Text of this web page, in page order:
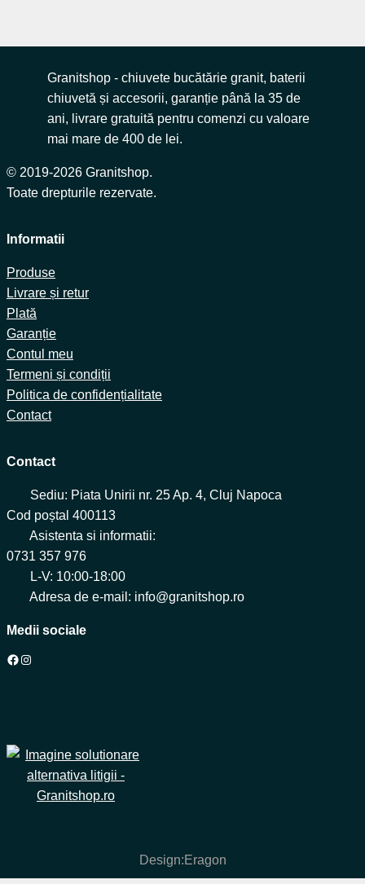
Granitshop - chiuvete bucătărie granit, baterii
chiuvetă și accesorii, garanție până la 35 de
ani, livrare gratuită pentru comenzi cu valoare
mai mare de 400 de lei.
© 2019-2026 Granitshop.
Toate drepturile rezervate.
Informatii
Produse
Livrare și retur
Plată
Garanție
Contul meu
Termeni și condiții
Politica de confidențialitate
Contact
Contact
Sediu: Piata Unirii nr. 25 Ap. 4, Cluj Napoca
Cod poștal 400113
Asistenta si informatii:
0731 357 976
L-V: 10:00-18:00
Adresa de e-mail: info@granitshop.ro
Medii sociale
Facebook
Instagram
Design:Eragon